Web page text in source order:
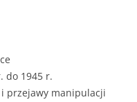
do 1945 r.
i przejawy manipulacji